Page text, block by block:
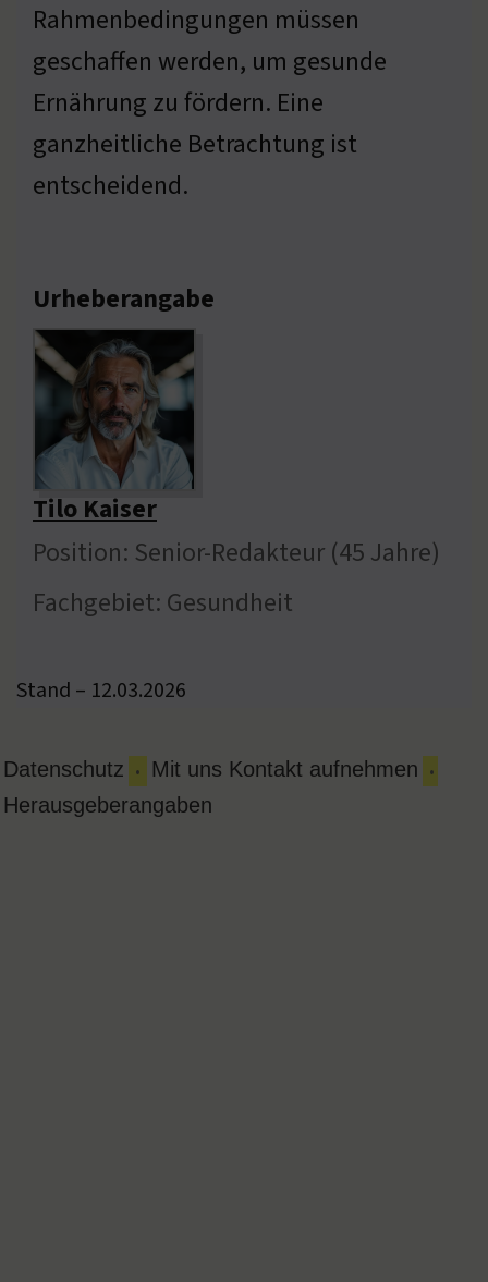
Rahmenbedingungen müssen
geschaffen werden, um gesunde
Ernährung zu fördern. Eine
ganzheitliche Betrachtung ist
entscheidend.
Urheberangabe
Tilo Kaiser
Position: Senior-Redakteur (45 Jahre)
Fachgebiet: Gesundheit
Stand – 12.03.2026
Datenschutz • Mit uns Kontakt aufnehmen •
Herausgeberangaben